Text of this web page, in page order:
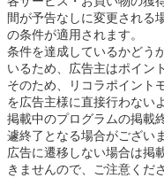
間が予告なしに変更される
の条件が適用されます。
条件を達成しているかどう
いるため、広告主はポイン
そのため、リコラポイント
を広告主様に直接行わない
掲載中のプログラムの掲載
遽終了となる場合がございま
広告に遷移しない場合は掲
きませんので、ご注意くだ